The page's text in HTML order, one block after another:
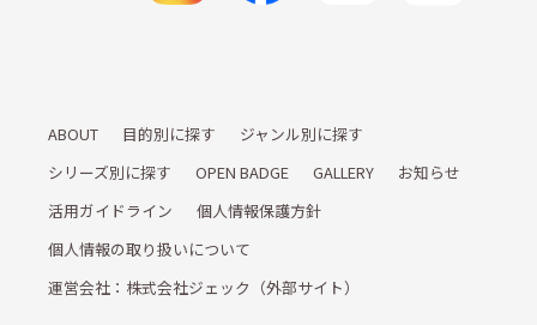
ABOUT 目的別に探す
ジャンル別に探す
シリーズ別に探す
OPEN BADGE GALLERY
お知らせ
活用ガイドライン
個人情報保護方針
個人情報の取り扱いについて
運営会社：株式会社ジェック（外部サイト）